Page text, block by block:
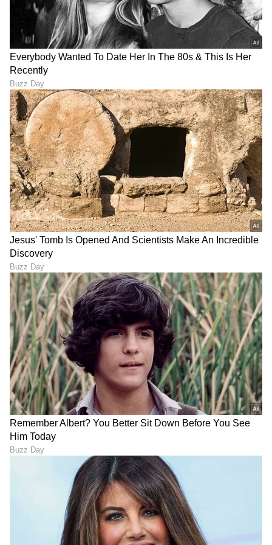
ABOUT THE AUTHOR
SK
Sathish Kumar KH
ವಿಜಯನಗರ ಜಿಲ್ಲೆ ಕಂದಗಲ್‌ಪುರ ಗ್ರಾಮದವನು ಮೂಲತಃ ಶಿಕ್ಷಕ.
ಆದರೆ, ಆಕರ್ಷಿಸಿದ್ದು ಪತ್ರಿಕೋದ್ಯಮ. ಎಂಟು ವರ್ಷಗಳಿಂದ
ಪ್ರಜಾವಾಣಿ, ವಿಜಯವಾಣಿ ನಂತರ ಇದೀಗ ಏಷ್ಯಾನೆಟ್ ಕನ್ನಡದಲ್ಲಿ
ಕಾರ್ಯನಿರ್ವಹಿಸುತ್ತಿದ್ದೇನೆ. ಕರ್ನಾಟಕ ರಾಜಕಾರಣ ನೆಚ್ಚಿನ ಕ್ಷೇತ್ರ.
ಡಿಜಿಟಲ್ ಮಾಧ್ಯಮಕ್ಕನುಗುಣವಾಗಿ ಶಿಕ್ಷಣ, ಆರೋಗ್ಯ, ಸಿನಿಮಾ
ಸುದ್ದಿಗಳನ್ನೂ ಬರೆಯುತ್ತೇನೆ. ಕ್ರಿಕೆಟ್, ಕೃಷಿ ಇಷ್ಟ. ಓದು ನೆಚ್ಚಿನ
ಹವ್ಯಾಸ.
ಹಾವು ಹಾವಿನ ವಿಷ ಭಾರತ ಸುದ್ದಿ ವೈರಲ್ ವಿಡಿಯೋ
DOWNLOAD APP
RECOMMENDED STORIES
ಒಂದೇ ಒಂದು ₹100 ಯೂಟ್ಯೂಬ್
ಆಕಾಶದಲ್ಲಿ ವಿಮಾನ ನೋಡುತ್ತಾ